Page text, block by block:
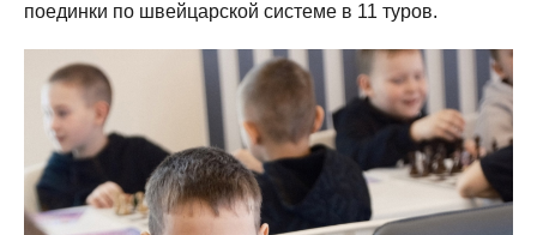
поединки по швейцарской системе в 11 туров.